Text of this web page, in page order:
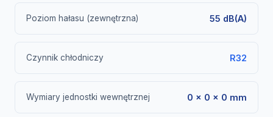
Poziom hałasu (zewnętrzna) 55 dB(A)
Czynnik chłodniczy R32
Wymiary jednostki wewnętrznej 0 × 0 × 0 mm